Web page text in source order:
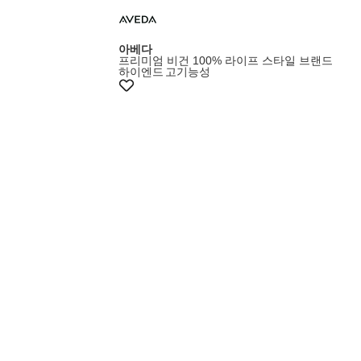
+5%쿠폰
아베다
프리미엄 비건 100% 라이프 스타일 브랜드
하이엔드 고기능성